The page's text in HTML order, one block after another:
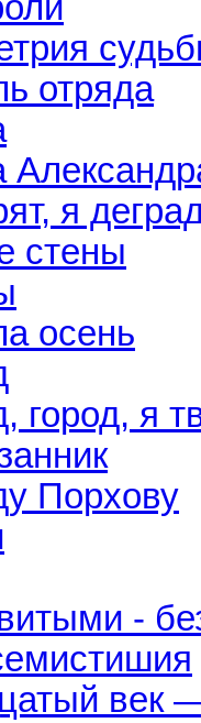
отряда
я
стены
осень
город, я
Порхову
-
век